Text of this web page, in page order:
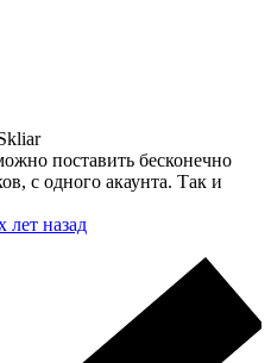
поставить бесконечно
с одного акаунта. Так и
лет назад